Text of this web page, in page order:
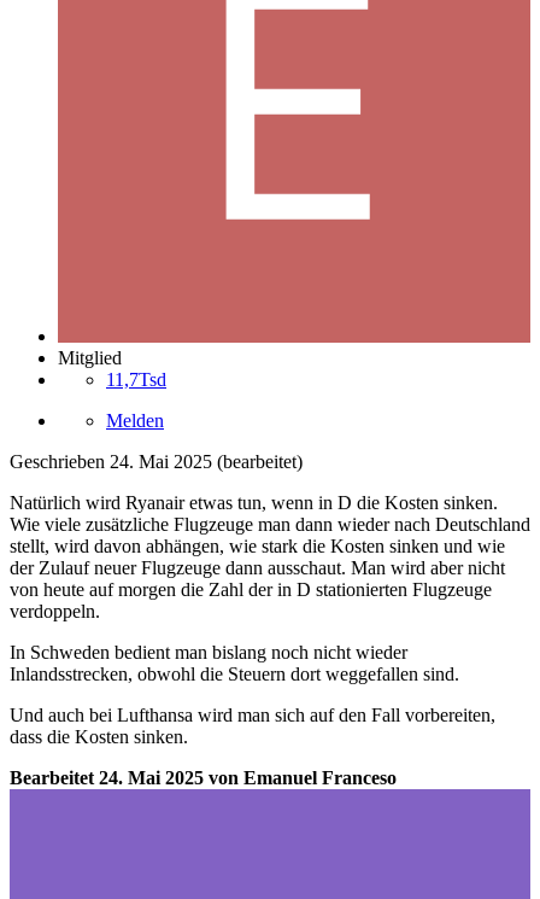
Mitglied
11,7Tsd
Melden
Geschrieben 24. Mai 2025 (bearbeitet)
Natürlich wird Ryanair etwas tun, wenn in D die Kosten sinken.
Wie viele zusätzliche Flugzeuge man dann wieder nach Deutschland
stellt, wird davon abhängen, wie stark die Kosten sinken und wie
der Zulauf neuer Flugzeuge dann ausschaut. Man wird aber nicht
von heute auf morgen die Zahl der in D stationierten Flugzeuge
verdoppeln.
In Schweden bedient man bislang noch nicht wieder
Inlandsstrecken, obwohl die Steuern dort weggefallen sind.
Und auch bei Lufthansa wird man sich auf den Fall vorbereiten,
dass die Kosten sinken.
Bearbeitet 24. Mai 2025 von Emanuel Franceso